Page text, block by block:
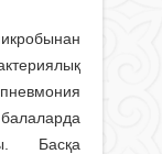
Басқа